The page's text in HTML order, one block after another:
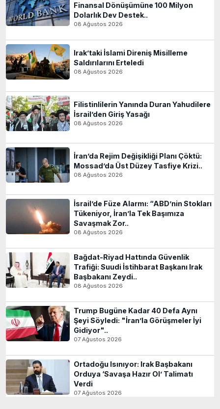
Finansal Dönüşümüne 100 Milyon
Dolarlık Dev Destek..
08 Ağustos 2026
Irak’taki İslami Direniş Misilleme
Saldırılarını Erteledi
08 Ağustos 2026
Filistinlilerin Yanında Duran Yahudilere
İsrail’den Giriş Yasağı
08 Ağustos 2026
İran’da Rejim Değişikliği Planı Çöktü:
Mossad’da Üst Düzey Tasfiye Krizi..
08 Ağustos 2026
İsrail’de Füze Alarmı: “ABD’nin Stokları
Tükeniyor, İran’la Tek Başımıza
Savaşmak Zor..
08 Ağustos 2026
Bağdat-Riyad Hattında Güvenlik
Trafiği: Suudi İstihbarat Başkanı Irak
Başbakanı Zeydi..
08 Ağustos 2026
Trump Bugüne Kadar 40 Defa Aynı
Şeyi Söyledi: "İran’la Görüşmeler İyi
Gidiyor"..
07 Ağustos 2026
Ortadoğu Isınıyor: Irak Başbakanı
Orduya ‘Savaşa Hazır Ol’ Talimatı
Verdi
07 Ağustos 2026